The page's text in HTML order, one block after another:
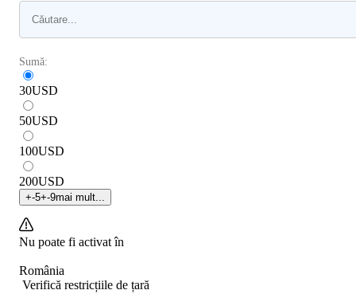
Sumă:
30USD
50USD
100USD
200USD
+-5+-9mai mult...
Nu poate fi activat în
România
Verifică restricțiile de țară